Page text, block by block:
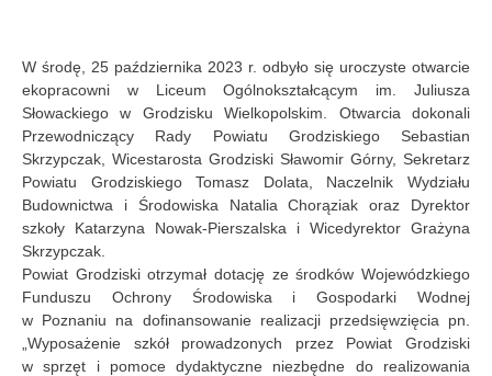
W środę, 25 października 2023 r. odbyło się uroczyste otwarcie
ekopracowni w Liceum Ogólnokształcącym im. Juliusza
Słowackiego w Grodzisku Wielkopolskim. Otwarcia dokonali
Przewodniczący Rady Powiatu Grodziskiego Sebastian
Skrzypczak, Wicestarosta Grodziski Sławomir Górny, Sekretarz
Powiatu Grodziskiego Tomasz Dolata, Naczelnik Wydziału
Budownictwa i Środowiska Natalia Chorąziak oraz Dyrektor
szkoły Katarzyna Nowak-Pierszalska i Wicedyrektor Grażyna
Skrzypczak.
Powiat Grodziski otrzymał dotację ze środków Wojewódzkiego
Funduszu Ochrony Środowiska i Gospodarki Wodnej
w Poznaniu na dofinansowanie realizacji przedsięwzięcia pn.
„Wyposażenie szkół prowadzonych przez Powiat Grodziski
w sprzęt i pomoce dydaktyczne niezbędne do realizowania